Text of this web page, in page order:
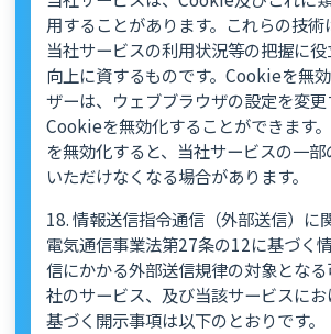
用することがあります。これらの技
当社サービスの利用状況等の把握に
向上に資するものです。Cookieを無
ザーは、ウェブブラウザの設定を変更
Cookieを無効化することができます
を無効化すると、当社サービスの一
いただけなくなる場合があります。
18. 情報送信指令通信（外部送信）に
電気通信事業法第27条の12に基づく
信にかかる外部送信規律の対象とな
社のサービス、及び当該サービスに
基づく開示事項は以下のとおりです。